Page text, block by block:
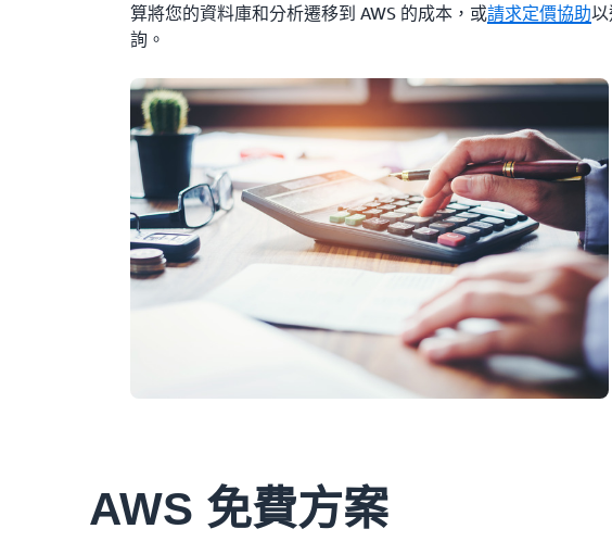
算將您的資料庫和分析遷移到 AWS 的成本，或請求定價協助
詢。
AWS 免費方案